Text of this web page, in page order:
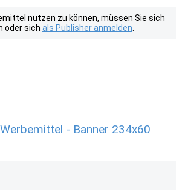
nutzen zu können, müssen Sie sich
oder sich als Publisher anmelden
- Banner 234x60